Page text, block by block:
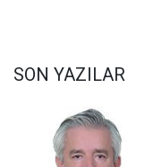
SON YAZILAR